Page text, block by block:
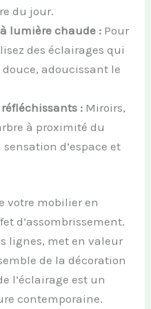
du jour.
lumière chaude : Pour
des éclairages qui
adoucissant le
: Miroirs,
à proximité du
d’espace et
votre mobilier en
d’assombrissement.
lignes, met en valeur
de la décoration
l’éclairage est un
contemporaine.